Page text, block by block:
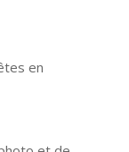
en